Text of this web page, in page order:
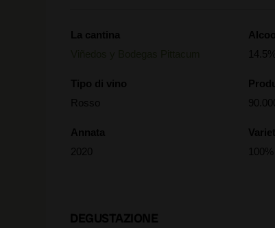
La cantina
Tipo di vino
Rosso
Annata
2020
DEGUSTAZIONE